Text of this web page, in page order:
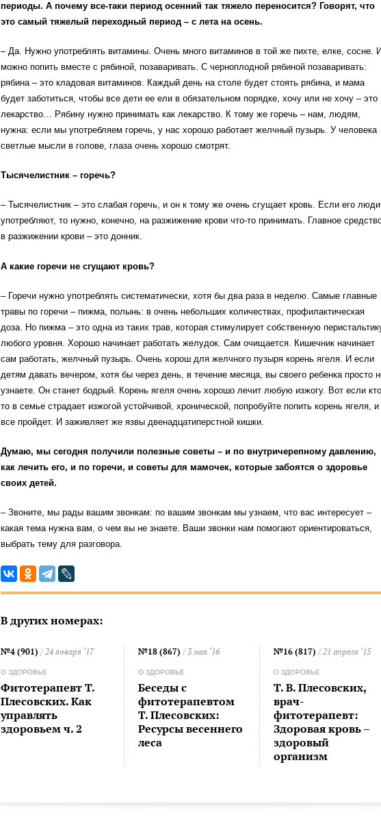
периоды. А почему все-таки период осенний так тяжело переносится? Говорят, что
это самый тяжелый переходный период – с лета на осень.
– Да. Нужно употреблять витамины. Очень много витаминов в той же пихте, елке, сосне.
можно попить вместе с рябиной, позаваривать. С черноплодной рябиной позаваривать:
рябина – это кладовая витаминов. Каждый день на столе будет стоять рябина, и мама
будет заботиться, чтобы все дети ее ели в обязательном порядке, хочу или не хочу – это
лекарство… Рябину нужно принимать как лекарство. К тому же горечь – нам, людям,
нужна: если мы употребляем горечь, у нас хорошо работает желчный пузырь. У человека
светлые мысли в голове, глаза очень хорошо смотрят.
Тысячелистник – горечь?
– Тысячелистник – это слабая горечь, и он к тому же очень сгущает кровь. Если его люди
употребляют, то нужно, конечно, на разжижение крови что-то принимать. Главное
в разжижении крови – это донник.
А какие горечи не сгущают кровь?
– Горечи нужно употреблять систематически, хотя бы два раза в неделю. Самые главные
травы по горечи – пижма, полынь: в очень небольших количествах, профилактическая
доза. Но пижма – это одна из таких трав, которая стимулирует собственную
любого уровня. Хорошо начинает работать желудок. Сам очищается. Кишечник начинает
сам работать, желчный пузырь. Очень хорош для желчного пузыря корень ягеля. И если
детям давать вечером, хотя бы через день, в течение месяца, вы своего ребенка просто
узнаете. Он станет бодрый. Корень ягеля очень хорошо лечит любую изжогу. Вот если
то в семье страдает изжогой устойчивой, хронической, попробуйте попить корень ягеля, и
все пройдет. И заживляет же язвы двенадцатиперстной кишки.
Думаю, мы сегодня получили полезные советы – и по внутричерепному давлению,
как лечить его, и по горечи, и советы для мамочек, которые забоятся о здоровье
своих детей.
– Звоните, мы рады вашим звонкам: по вашим звонкам мы узнаем, что вас интересует –
какая тема нужна вам, о чем вы не знаете. Ваши звонки нам помогают ориентироваться,
выбрать тему для разговора.
В других номерах:
№4 (901) / 24 января ‘17
О ЗДОРОВЬЕ
Фитотерапевт Т.
Плесовских. Как
управлять
здоровьем ч. 2
№18 (867) / 3 мая ‘16
О ЗДОРОВЬЕ
Беседы с
фитотерапевтом
Т. Плесовских:
Ресурсы весеннего
леса
№16 (817) / 21 апреля ‘15
О ЗДОРОВЬЕ
Т. В. Плесовских,
врач-
фитотерапевт:
Здоровая кровь –
здоровый
организм